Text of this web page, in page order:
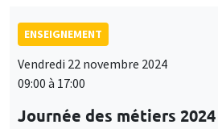
ENSEIGNEMENT
Vendredi 22 novembre 2024
09:00 à 17:00
Journée des métiers 2024